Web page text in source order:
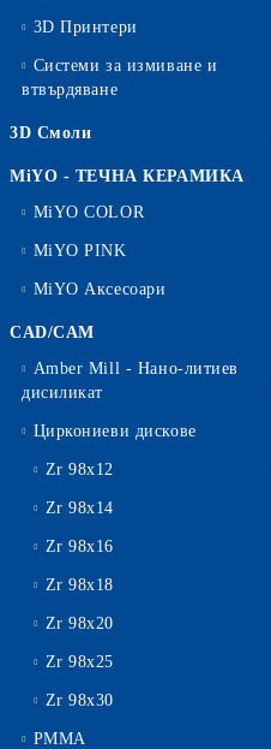
3D Принтери
Системи за измиване и
втвърдяване
3D Смоли
MiYO - ТЕЧНА КЕРАМИКА
MiYO COLOR
MiYO PINK
MiYO Аксесоари
CAD/CAM
Amber Mill - Нано-литиев
дисиликат
Циркониеви дискове
Zr 98x12
Zr 98x14
Zr 98x16
Zr 98x18
Zr 98x20
Zr 98x25
Zr 98x30
PMMA